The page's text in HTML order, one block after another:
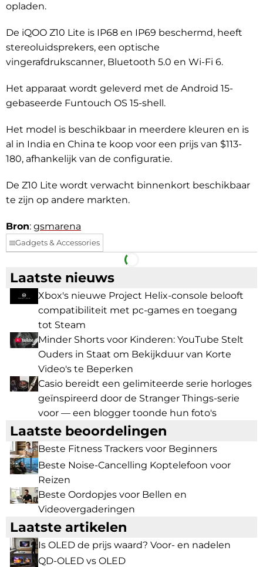
opladen.
De iQOO Z10 Lite is IP68 en IP69 beschermd, heeft
stereoluidsprekers, een optische
vingerafdrukscanner, Bluetooth 5.0 en Wi-Fi 6.
Het apparaat wordt geleverd met de Android 15-
gebaseerde Funtouch OS 15-shell.
Het model is beschikbaar in meerdere kleuren en is
al in India en China te koop voor een prijs van $113-
180, afhankelijk van de configuratie.
De Z10 Lite wordt verwacht binnenkort beschikbaar
te zijn op andere markten.
Bron: gsmarena
Gadgets & Accessories
Facebook Telegram
Laatste nieuws
Xbox's nieuwe Project Helix-console belooft
compatibiliteit met pc-games en toegang
tot Steam
Minder Shorts voor Kinderen: YouTube Stelt
Ouders in Staat om Bekijkduur van Korte
Video's te Beperken
Casio bereidt een gelimiteerde serie horloges
geïnspireerd door de Stranger Things-serie
voor — een blogger toonde hun foto's
Laatste beoordelingen
Beste Fitness Trackers voor Beginners
Beste Noise-Cancelling Koptelefoon voor
Reizen
Beste Oordopjes voor Bellen en
Videovergaderingen
Laatste artikelen
Is OLED de prijs waard? Voor- en nadelen
QD-OLED vs OLED